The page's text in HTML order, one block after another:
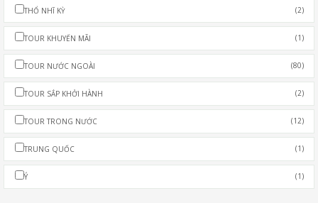
THỔ NHĨ KỲ (2)
TOUR KHUYẾN MÃI (1)
TOUR NƯỚC NGOÀI (80)
TOUR SẮP KHỞI HÀNH (2)
TOUR TRONG NƯỚC (12)
TRUNG QUỐC (1)
Ý (1)